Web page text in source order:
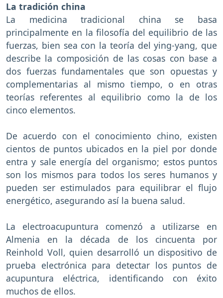
La tradición china
La medicina tradicional china se basa
principalmente en la filosofía del equilibrio de las
fuerzas, bien sea con la teoría del ying-yang, que
describe la composición de las cosas con base a
dos fuerzas fundamentales que son opuestas y
complementarias al mismo tiempo, o en otras
teorías referentes al equilibrio como la de los
cinco elementos.
De acuerdo con el conocimiento chino, existen
cientos de puntos ubicados en la piel por donde
entra y sale energía del organismo; estos puntos
son los mismos para todos los seres humanos y
pueden ser estimulados para equilibrar el flujo
energético, asegurando así la buena salud.
La electroacupuntura comenzó a utilizarse en
Almenia en la década de los cincuenta por
Reinhold Voll, quien desarrolló un dispositivo de
prueba electrónica para detectar los puntos de
acupuntura eléctrica, identificando con éxito
muchos de ellos.